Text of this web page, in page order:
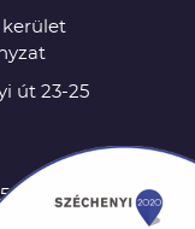
kerület
út 23-25